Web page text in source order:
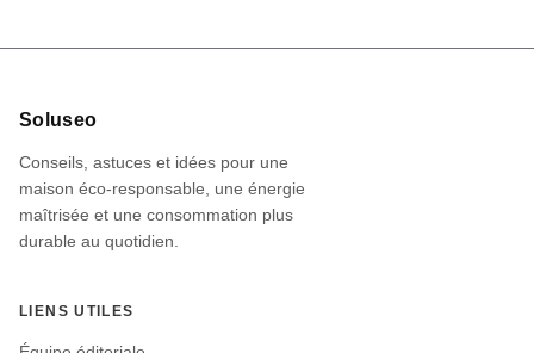
Informations
site
Soluseo
Conseils, astuces et idées pour une
maison éco-responsable, une énergie
maîtrisée et une consommation plus
durable au quotidien.
LIENS UTILES